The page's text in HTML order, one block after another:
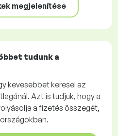
megjelenítése
tudunk a
kevesebbet keresel az
Azt is tudjuk, hogy a
a fizetés összegét,